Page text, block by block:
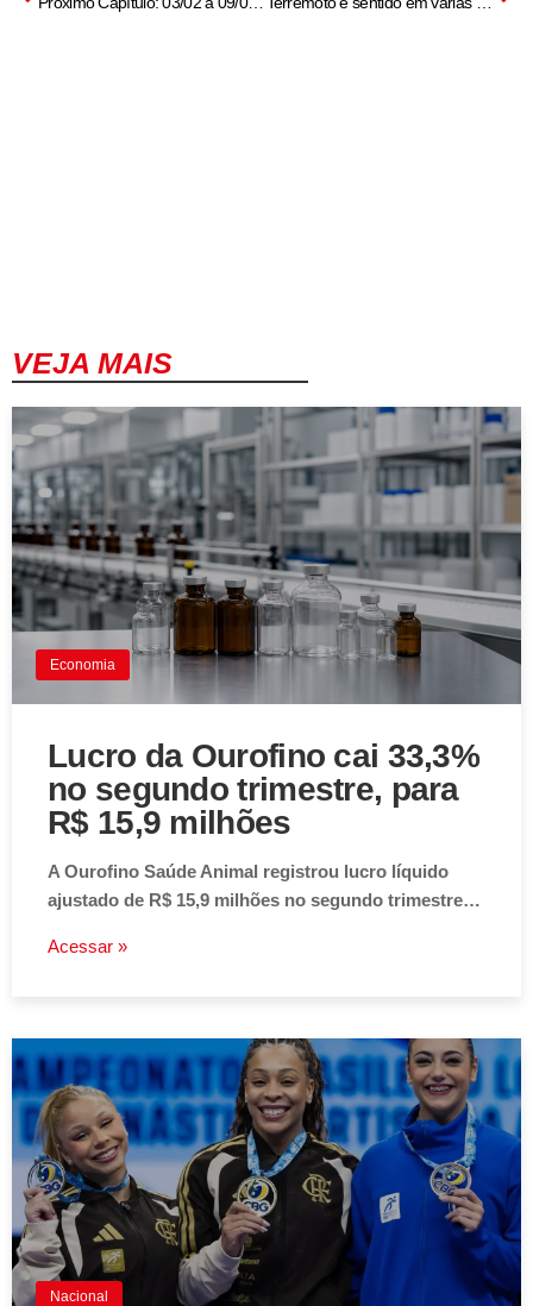
VEJA MAIS
Economia
Lucro da Ourofino cai 33,3%
no segundo trimestre, para
R$ 15,9 milhões
A Ourofino Saúde Animal registrou lucro líquido
ajustado de R$ 15,9 milhões no segundo trimestre…
Acessar »
Nacional